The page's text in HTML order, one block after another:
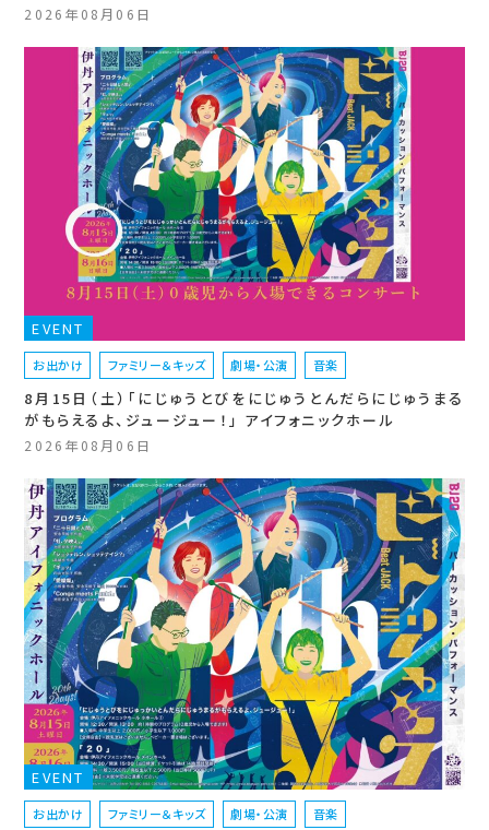
2026年08月06日
EVENT
お出かけ ファミリー＆キッズ 劇場・公演 音楽
8月15日（土）「にじゅうとびをにじゅうとんだらにじゅうまる
がもらえるよ、ジュージュー！」 アイフォニックホール
2026年08月06日
EVENT
お出かけ ファミリー＆キッズ 劇場・公演 音楽